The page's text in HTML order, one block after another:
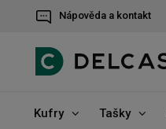
Nápověda a kontakt
Kufry Tašky